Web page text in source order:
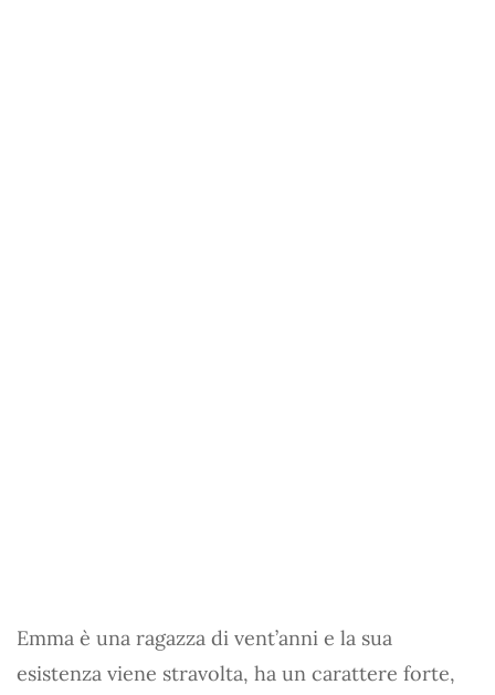
Emma è una ragazza di vent’anni e la sua
esistenza viene stravolta, ha un carattere forte,